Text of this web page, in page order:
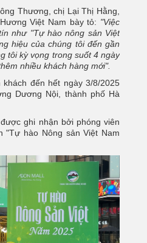
Thương, chị Lại Thị Hằng,
Việt Nam bày tỏ: "Việc
như "Tự hào nông sản Việt
hiệu của chúng tôi đến gần
tôi kỳ vọng trong suốt 4 ngày
nhiều khách hàng mới".
đến hết ngày 3/8/2025
Dương Nội, thành phố Hà
ghi nhận bởi phóng viên
"Tự hào Nông sản Việt Nam